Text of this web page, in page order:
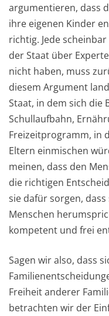
argumentieren, dass
ihre eigenen Kinder
richtig. Jede
der Staat über
nicht haben, muss
diesem Argument
Staat, in dem sich die
Schullaufbahn,
Freizeitprogramm, in
Eltern einmischen
meinen, dass den
die richtigen
sie dafür sorgen,
Menschen
kompetent und frei
Sagen wir also, dass
Freiheit anderer
betrachten wir der